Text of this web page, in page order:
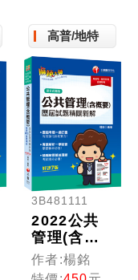
考／各類特
考〕
高普/地特
3B481111
2022公共
管理(含概
要)歷屆試
題精闢新
作者:楊銘